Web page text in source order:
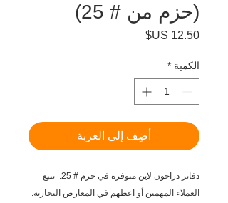
(حزم من # 25)
السعر
الكمية *
أضِف إلى العربة
دفاتر دراجون لاين متوفرة في حزم # 25. تتبع
العملاء المهمين أو اعطهم في المعارض التجارية.